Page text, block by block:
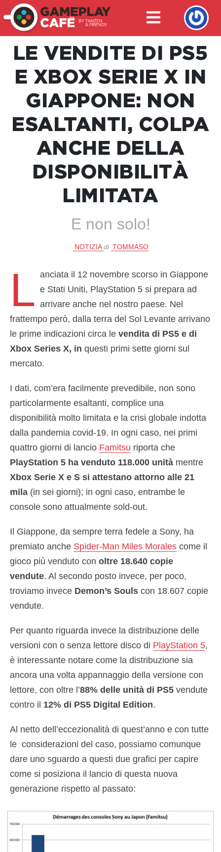
LE VENDITE DI PS5
E XBOX SERIE X IN
GIAPPONE: NON
ESALTANTI, COLPA
ANCHE DELLA
DISPONIBILITÀ
LIMITATA
E non solo!
NOTIZIA di TOMMASO
L anciata il 12 novembre scorso in Giappone
e Stati Uniti, PlayStation 5 si prepara ad
arrivare anche nel nostro paese. Nel
frattempo però, dalla terra del Sol Levante arrivano
le prime indicazioni circa le vendita di PS5 e di
Xbox Series X, in questi primi sette giorni sul
mercato.
I dati, com’era facilmente prevedibile, non sono
particolarmente esaltanti, complice una
disponibilità molto limitata e la crisi globale indotta
dalla pandemia covid-19. In ogni caso, nei primi
quattro giorni di lancio Famitsu riporta che
PlayStation 5 ha venduto 118.000 unità mentre
Xbox Serie X e S si attestano attorno alle 21
mila (in sei giorni); in ogni caso, entrambe le
console sono attualmente sold-out.
Il Giappone, da sempre terra fedele a Sony, ha
premiato anche Spider-Man Miles Morales come il
gioco più venduto con oltre 18.640 copie
vendute. Al secondo posto invece, per poco,
troviamo invece Demon’s Souls con 18.607 copie
vendute.
Per quanto riguarda invece la distribuzione delle
versioni con o senza lettore disco di PlayStation 5,
è interessante notare come la distribuzione sia
ancora una volta appannaggio della versione con
lettore, con oltre l’88% delle unità di PS5 vendute
contro il 12% di PS5 Digital Edition.
Al netto dell’eccezionalità di quest’anno e con tutte
le considerazioni del caso, possiamo comunque
dare uno sguardo a questi due grafici per capire
come si posiziona il lancio di questa nuova
generazione rispetto al passato: